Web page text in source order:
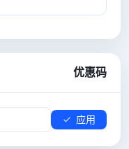
优惠码
应用